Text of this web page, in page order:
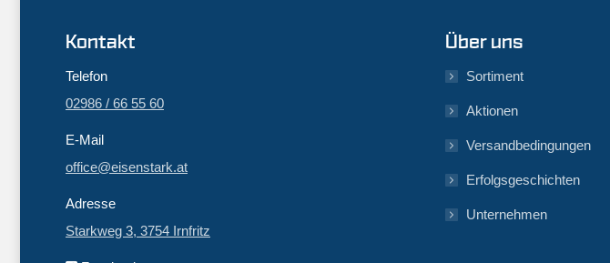
Kontakt
Telefon
02986 / 66 55 60
E-Mail
office@eisenstark.at
Adresse
Starkweg 3, 3754 Irnfritz
Über uns
Sortiment
Aktionen
Versandbedingungen
Erfolgsgeschichten
Unternehmen